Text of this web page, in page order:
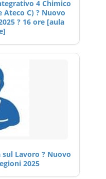
4 Chimico
C) ? Nuovo
? 16 ore [aula
sul Lavoro ? Nuovo
2025